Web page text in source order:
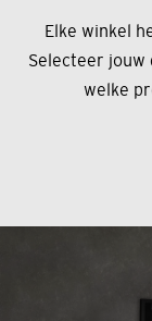
Elke winkel
Selecteer jouw
welke